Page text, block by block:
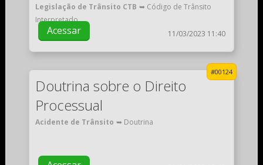
Legislação de Trânsito CTB ➥ Código de Trânsito
Interpretado
Acessar 11/03/2023 11:40
#00124
Doutrina sobre o Direito
Processual
Acidente de Trânsito ➥ Doutrina